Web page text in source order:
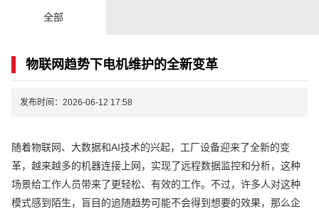
全部
物联网趋势下电机维护的全新变革
发布时间：2026-06-12 17:58
随着物联网、大数据和AI技术的兴起，工厂设备迎来了全新的变
革，越来越多的机器连接上网，实现了远程数据监控和分析，这种
场景给工作人员带来了更轻松、有效的工作。不过，许多人对这种
模式感到陌生，盲目的追随趋势可能不会得到想要的效果，那么企